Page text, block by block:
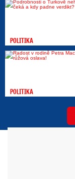
POLITIKA
POLITIKA